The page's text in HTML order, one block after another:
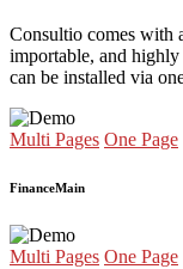
Consultio comes with
importable, and
can be installed via
Multi Pages One Page
FinanceMain
Multi Pages One Page